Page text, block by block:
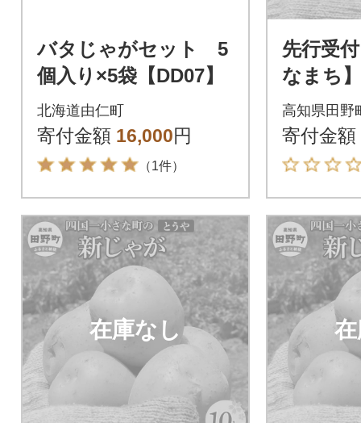
バタじゃがセット 5
個入り×5袋【DD07】
北海道由仁町
寄付金額 16,000円
（1件）
先行受
なまち
れた 令
ガイモ
高知県田野
寄付金額
在庫なし